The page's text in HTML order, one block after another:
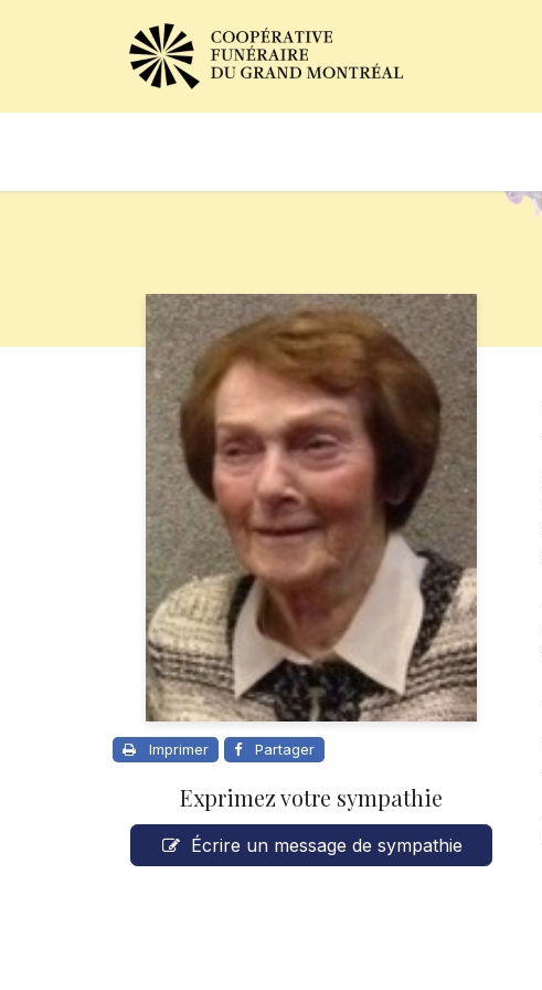
Imprimer Partager
Exprimez votre sympathie
Écrire un message de sympathie